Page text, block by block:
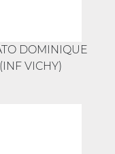
DOMINIQUE
(INF VICHY)